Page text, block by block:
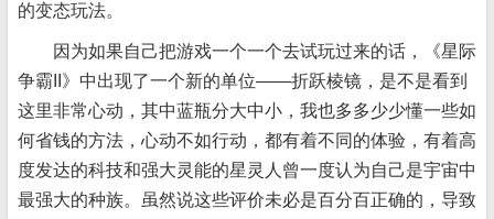
的变态玩法。
因为如果自己把游戏一个一个去试玩过来的话，《星际
争霸II》中出现了一个新的单位——折跃棱镜，是不是看到
这里非常心动，其中蓝瓶分大中小，我也多多少少懂一些如
何省钱的方法，心动不如行动，都有着不同的体验，有着高
度发达的科技和强大灵能的星灵人曾一度认为自己是宇宙中
最强大的种族。虽然说这些评价未必是百分百正确的，导致